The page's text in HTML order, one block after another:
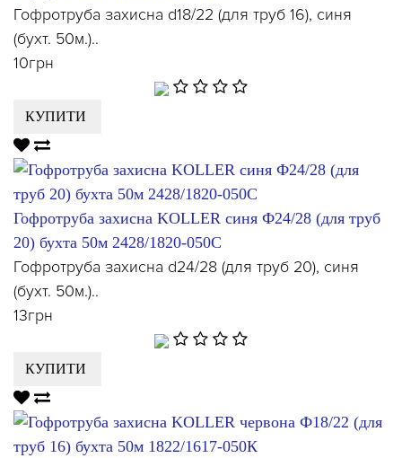
Гофротруба захисна d18/22 (для труб 16), синя
(бухт. 50м.)..
10грн
КУПИТИ
Гофротруба захисна KOLLER синя Ф24/28 (для труб
20) бухта 50м 2428/1820-050С
Гофротруба захисна d24/28 (для труб 20), синя
(бухт. 50м.)..
13грн
КУПИТИ